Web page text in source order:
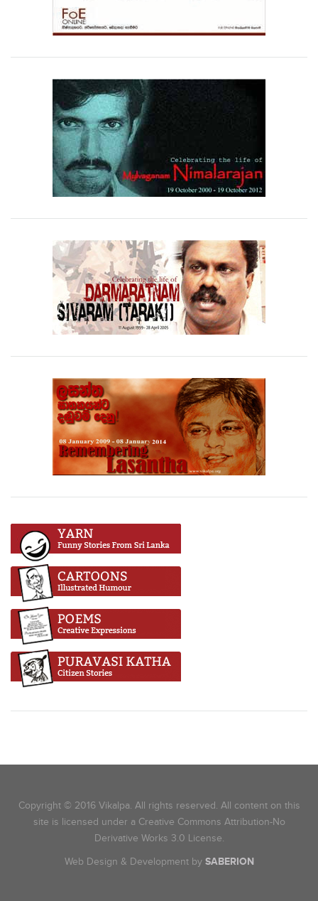
Copyright © 2016 Vikalpa. All rights reserved. All content on this
site is licensed under a Creative Commons Attribution-No
Derivative Works 3.0 License.
Web Design & Development by SABERION